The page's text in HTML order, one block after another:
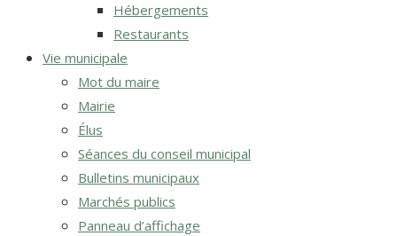
Hébergements
Restaurants
Vie municipale
Mot du maire
Mairie
Élus
Séances du conseil municipal
Bulletins municipaux
Marchés publics
Panneau d’affichage